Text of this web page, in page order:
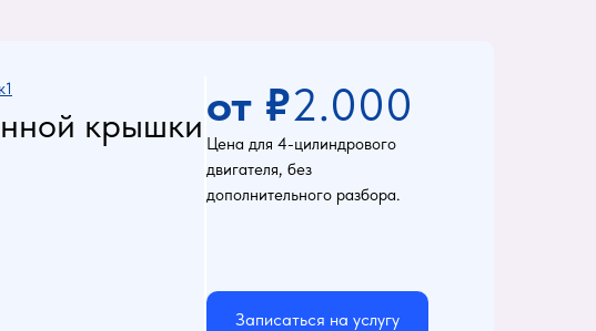
крышкиот ₽2.000
Цена для 4-цилиндрового
двигателя, без
дополнительного разбора.
Записаться на услугу